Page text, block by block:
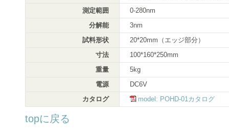
測定範囲
0-280nm
分解能
3nm
試料形状
20*20mm（エッジ部分）
寸法
100*160*250mm
重量
5kg
電源
DC6V
カタログ
model: POHD-01カタログ
topに戻る